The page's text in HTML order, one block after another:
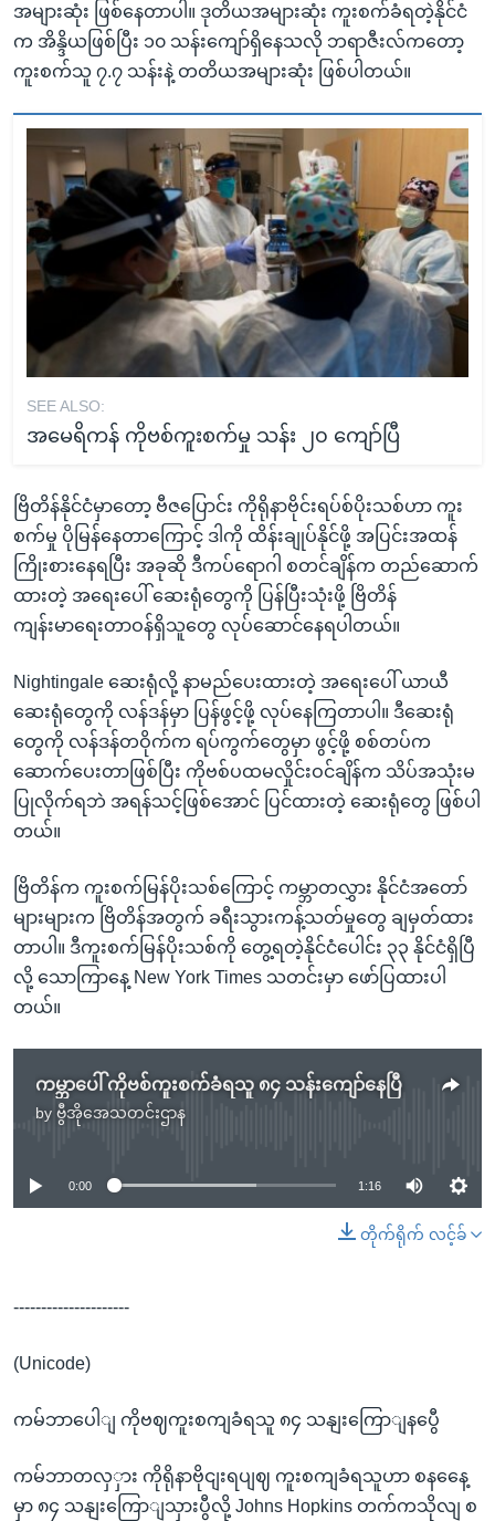
အများဆုံး ဖြစ်နေတာပါ။ ဒုတိယအများဆုံး ကူးစက်ခံရတဲ့နိုင်ငံ
က အိန္ဒိယဖြစ်ပြီး ၁၀ သန်းကျော်ရှိနေသလို ဘရာဇီးလ်ကတော့
ကူးစက်သူ ၇.၇ သန်းနဲ့ တတိယအများဆုံး ဖြစ်ပါတယ်။
SEE ALSO:
အမေရိကန် ကိုဗစ်ကူးစက်မှု သန်း ၂၀ ကျော်ပြီ
ဗြိတိန်နိုင်ငံမှာတော့ ဗီဇပြောင်း ကိုရိုနာဗိုင်းရပ်စ်ပိုးသစ်ဟာ ကူး
စက်မှု ပိုမြန်နေတာကြောင့် ဒါကို ထိန်းချုပ်နိုင်ဖို့ အပြင်းအထန်
ကြိုးစားနေရပြီး အခုဆို ဒီကပ်ရောဂါ စတင်ချိန်က တည်ဆောက်
ထားတဲ့ အရေးပေါ် ဆေးရုံတွေကို ပြန်ပြီးသုံးဖို့ ဗြိတိန်
ကျန်းမာရေးတာဝန်ရှိသူတွေ လုပ်ဆောင်နေရပါတယ်။
Nightingale ဆေးရုံလို့ နာမည်ပေးထားတဲ့ အရေးပေါ် ယာယီ
ဆေးရုံတွေကို လန်ဒန်မှာ ပြန်ဖွင့်ဖို့ လုပ်နေကြတာပါ။ ဒီဆေးရုံ
တွေကို လန်ဒန်တဝိုက်က ရပ်ကွက်တွေမှာ ဖွင့်ဖို့ စစ်တပ်က
ဆောက်ပေးတာဖြစ်ပြီး ကိုဗစ်ပထမလှိုင်းဝင်ချိန်က သိပ်အသုံးမ
ပြုလိုက်ရဘဲ အရန်သင့်ဖြစ်အောင် ပြင်ထားတဲ့ ဆေးရုံတွေ ဖြစ်ပါ
တယ်။
ဗြိတိန်က ကူးစက်မြန်ပိုးသစ်ကြောင့် ကမ္ဘာတလွှား နိုင်ငံအတော်
များများက ဗြိတိန်အတွက် ခရီးသွားကန့်သတ်မှုတွေ ချမှတ်ထား
တာပါ။ ဒီကူးစက်မြန်ပိုးသစ်ကို တွေ့ရတဲ့နိုင်ငံပေါင်း ၃၃ နိုင်ငံရှိပြီ
လို့ သောကြာနေ့ New York Times သတင်းမှာ ဖော်ပြထားပါ
တယ်။
ကမ္ဘာပေါ် ကိုဗစ်ကူးစက်ခံရသူ ၈၄ သန်းကျော်နေပြီ
by ဗွီအိုအေသတင်းဌာန
No media source currently available
0:00 1:16
တိုက်ရိုက် လင့်ခ်
---------------------
(Unicode)
ကမ်ဘာပေါျ ကိုဗဈကူးစကျခံရသူ ၈၄ သနျးကြောျနပွေီ
ကမ်ဘာတလှှား ကိုရိုနာဗိုငျးရပျဈ ကူးစကျခံရသူဟာ စနနေေ့
မှာ ၈၄ သနျးကြောျသှားပွီလို့ Johns Hopkins တက်ကသိုလျ စ